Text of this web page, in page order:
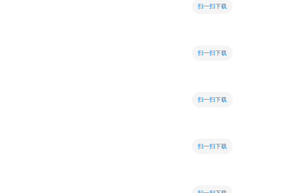
扫一扫下载
扫一扫下载
扫一扫下载
扫一扫下载